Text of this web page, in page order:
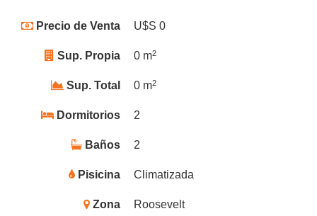
Precio de Venta U$S 0
Sup. Propia 0 m2
Sup. Total 0 m2
Dormitorios 2
Baños 2
Pisicina Climatizada
Zona Roosevelt